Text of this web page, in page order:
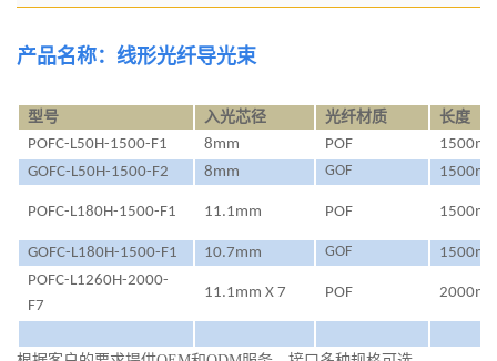
产品名称：线形光纤导光束
型号 入光芯径 光纤材质
长度
POFC-L50H-1500-F1
8mm POF
GOFC-L50H-1500-F2
8mm GOF
POFC-L180H-1500-F1 11.1mm POF
GOFC-L180H-1500-F1 10.7mm GOF
POFC-L1260H-2000-
F7
11.1mm X 7 POF